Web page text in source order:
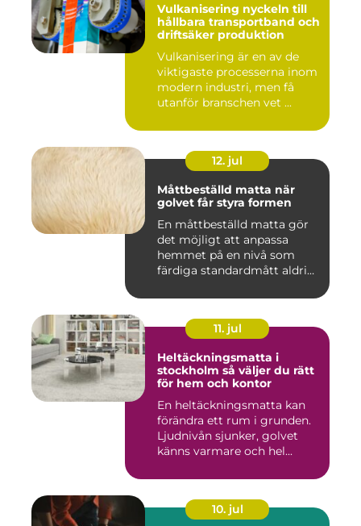
Vulkanisering nyckeln till
hållbara transportband och
driftsäker produktion
Vulkanisering är en av de
viktigaste processerna inom
modern industri, men få
utanför branschen vet ...
12. jul
Måttbeställd matta när
golvet får styra formen
En måttbeställd matta gör
det möjligt att anpassa
hemmet på en nivå som
färdiga standardmått aldrig
11. jul
Heltäckningsmatta i
stockholm så väljer du rätt
för hem och kontor
En heltäckningsmatta kan
förändra ett rum i grunden.
Ljudnivån sjunker, golvet
känns varmare och hel...
10. jul